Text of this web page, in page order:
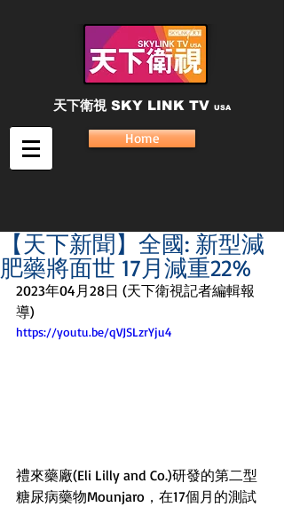
天下衛視 SKY LINK TV USA
Home
【天下新聞】全國: 新型減
肥藥將面世 17月減重22%
2023年04月28日 (天下衛視記者編輯報
導)
https://youtu.be/qVJSLzrYju4
禮來藥廠(Eli Lilly and Co.)研發的第二型
糖尿病藥物Mounjaro，在17個月的測試